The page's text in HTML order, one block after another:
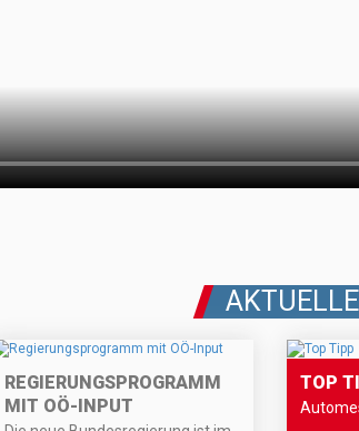
REGIERUNGSPROGRAMM
MIT OÖ-INPUT
TOP